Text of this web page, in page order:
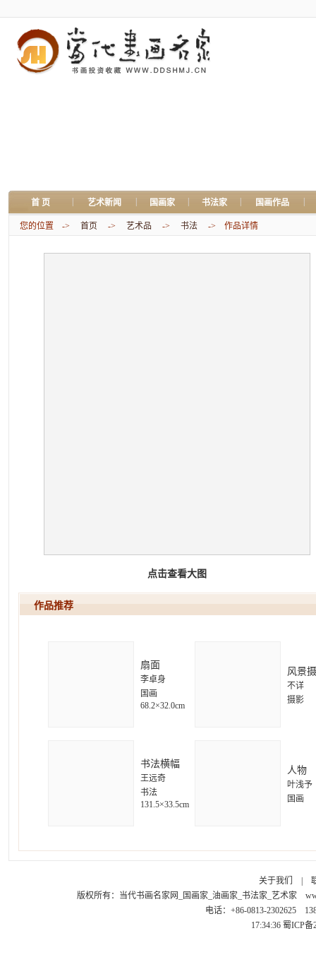
首 页 艺术新闻 国画家 书法家 国画作品
您的位置 -> 首页 -> 艺术品 -> 书法 -> 作品详情
点击查看大图
作品推荐
扇面
李卓身
国画
68.2×32.0cm
风景
不详
摄影
书法横幅
王远奇
书法
131.5×33.5cm
人物
叶浅予
国画
关于我们
版权所有： 当代书画名家网_国画家_油画家_书法家_艺术家
电话：+86-0813-2302625
17:34:36 蜀ICP备